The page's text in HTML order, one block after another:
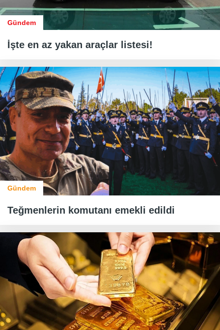
Gündem
İşte en az yakan araçlar listesi!
Gündem
Teğmenlerin komutanı emekli edildi